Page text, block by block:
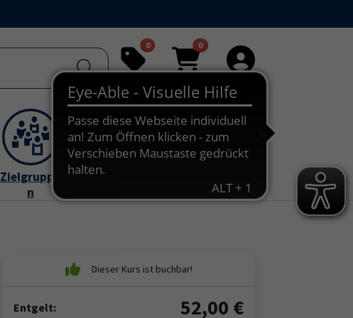
0 0
Anmelden
Zielgruppe
n
Entgelt: 52,00 €